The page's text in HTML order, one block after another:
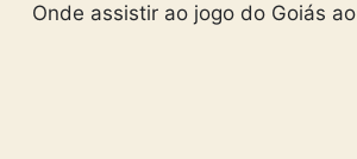
Onde assistir ao jogo do Goiás